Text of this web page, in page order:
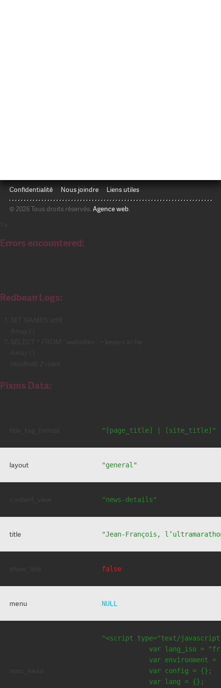
Confidentialité Nous joindre Liens utiles
© 2026 Tous droits réservés. Agence web.
1
Errors encountered:
Redbean Logs:
Pixms Data:
"[page_title] | [site_title]"
layout "general"
"news-details"
title "Jean-François,
false
menu NULL
"<script type="text/
var lang_iso =
var environment =
            var config = {};
            var lang = {};